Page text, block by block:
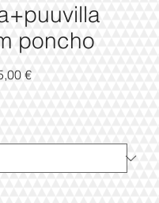
poncho
€Reapris